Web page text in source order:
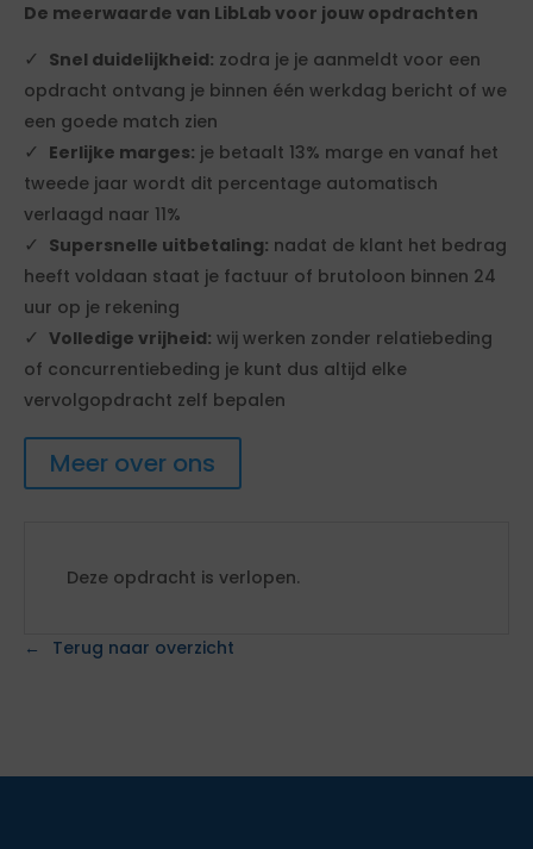
De meerwaarde van LibLab voor jouw opdrachten
Snel duidelijkheid: zodra je je aanmeldt voor een
opdracht ontvang je binnen één werkdag bericht of we
een goede match zien
Eerlijke marges: je betaalt 13% marge en vanaf het
tweede jaar wordt dit percentage automatisch
verlaagd naar 11%
Supersnelle uitbetaling: nadat de klant het bedrag
heeft voldaan staat je factuur of brutoloon binnen 24
uur op je rekening
Volledige vrijheid: wij werken zonder relatiebeding
of concurrentiebeding je kunt dus altijd elke
vervolgopdracht zelf bepalen
Meer over ons
Deze opdracht is verlopen.
Terug naar overzicht